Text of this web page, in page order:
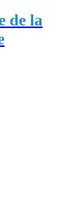
de la